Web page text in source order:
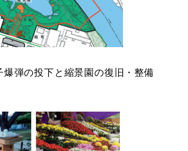
弾の投下と縮景園の復旧・整備